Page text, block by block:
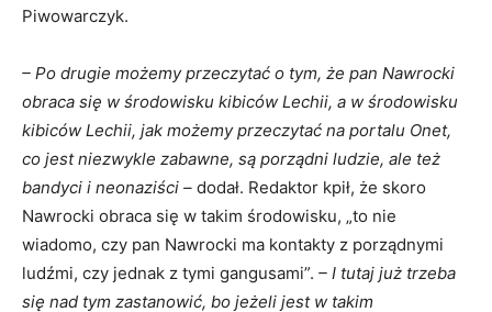
Piwowarczyk.
– Po drugie możemy przeczytać o tym, że pan Nawrocki
obraca się w środowisku kibiców Lechii, a w środowisku
kibiców Lechii, jak możemy przeczytać na portalu Onet,
co jest niezwykle zabawne, są porządni ludzie, ale też
bandyci i neonaziści – dodał. Redaktor kpił, że skoro
Nawrocki obraca się w takim środowisku, „to nie
wiadomo, czy pan Nawrocki ma kontakty z porządnymi
ludźmi, czy jednak z tymi gangusami”. – I tutaj już trzeba
się nad tym zastanowić, bo jeżeli jest w takim